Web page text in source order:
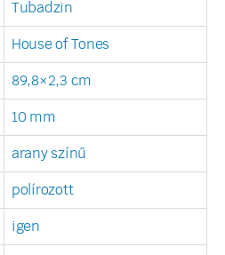
Tubadzin
House of Tones
89,8×2,3 cm
10 mm
arany színű
polírozott
igen